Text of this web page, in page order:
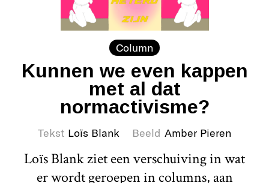
Column
Kunnen we even kappen
met al dat
normactivisme?
Tekst Loïs Blank Beeld Amber Pieren
Loïs Blank ziet een verschuiving in wat
er wordt geroepen in columns, aan